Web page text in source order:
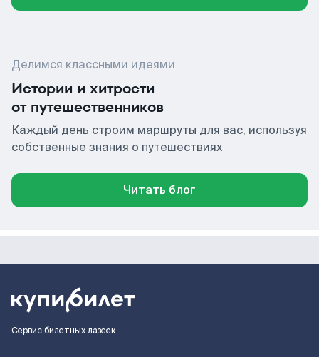
Делимся классными идеями
Истории и хитрости
от путешественников
Каждый день строим маршруты для вас, используя
собственные знания о путешествиях
Читать блог
Сервис билетных лазеек